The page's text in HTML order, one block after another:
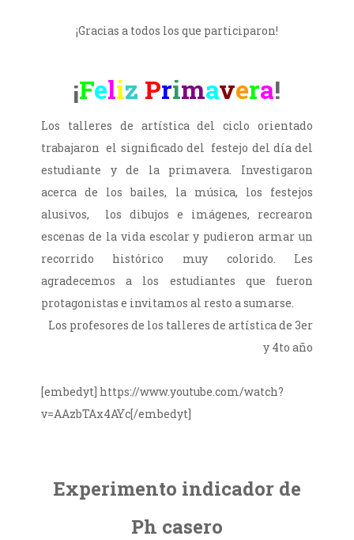
¡Gracias a todos los que participaron!
¡Feliz Primavera!
Los talleres de artística del ciclo orientado
trabajaron el significado del festejo del día del
estudiante y de la primavera. Investigaron
acerca de los bailes, la música, los festejos
alusivos, los dibujos e imágenes, recrearon
escenas de la vida escolar y pudieron armar un
recorrido histórico muy colorido. Les
agradecemos a los estudiantes que fueron
protagonistas e invitamos al resto a sumarse.
Los profesores de los talleres de artística de 3er
y 4to año
[embedyt] https://www.youtube.com/watch?
v=AAzbTAx4AYc[/embedyt]
Experimento indicador de
Ph casero